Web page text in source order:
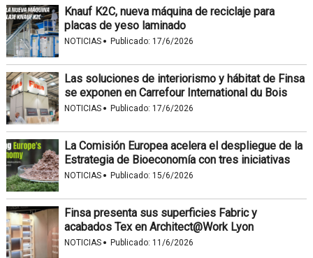
Knauf K2C, nueva máquina de reciclaje para
placas de yeso laminado
NOTICIAS · Publicado: 17/6/2026
Las soluciones de interiorismo y hábitat de Finsa
se exponen en Carrefour International du Bois
NOTICIAS · Publicado: 17/6/2026
La Comisión Europea acelera el despliegue de la
Estrategia de Bioeconomía con tres iniciativas
NOTICIAS · Publicado: 15/6/2026
Finsa presenta sus superficies Fabric y
acabados Tex en Architect@Work Lyon
NOTICIAS · Publicado: 11/6/2026